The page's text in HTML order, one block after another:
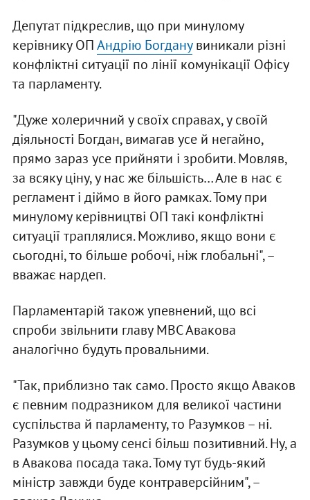
Депутат підкреслив, що при минулому
керівнику ОПАндрію Богданувиникали різні
конфліктні ситуації по лінії комунікації Офісу
та парламенту.
"Дуже холеричний у своїх справах, у своїй
діяльності Богдан, вимагав усе й негайно,
прямо зараз усе прийняти і зробити. Мовляв,
за всяку ціну, у нас же більшість… Але в нас є
регламент і діймо в його рамках. Тому при
минулому керівництві ОП такі конфліктні
ситуації траплялися. Можливо, якщо вони є
сьогодні, то більше робочі, ніж глобальні", –
вважає нардеп.
Парламентарій також упевнений, що всі
спроби звільнити главу МВС Авакова
аналогічно будуть провальними.
"Так, приблизно так само. Просто якщо Аваков
є певним подразником для великої частини
суспільства й парламенту, то Разумков – ні.
Разумков у цьому сенсі більш позитивний. Ну, а
в Авакова посада така. Тому тут будь-який
міністр завжди буде контраверсійним", –